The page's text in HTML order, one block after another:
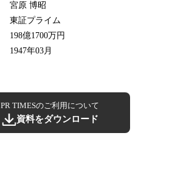
宮原 博昭
東証プライム
198億1700万円
1947年03月
PR TIMESのご利用について
資料をダウンロード